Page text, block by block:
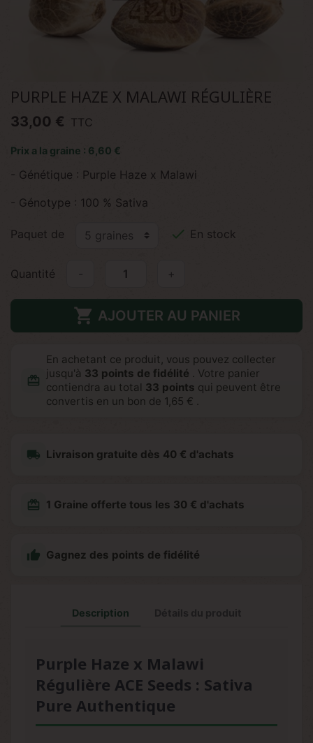
PURPLE HAZE X MALAWI RÉGULIÈRE
33,00 € TTC
Prix a la graine : 6,60 €
- Génétique : Purple Haze x Malawi
- Génotype : 100 % Sativa
Paquet de  En stock
Quantité +
 AJOUTER AU PANIER
redeem
En achetant ce produit, vous pouvez collecter
jusqu'à 33 points de fidélité . Votre panier
contiendra au total 33 points qui peuvent être
convertis en un bon de 1,65 € .
local_shipping Livraison gratuite dès 40 € d'achats
redeem 1 Graine offerte tous les 30 € d'achats
 Gagnez des points de fidélité
Description
Purple Haze x Malawi
Régulière ACE Seeds : Sativa
Pure Authentique